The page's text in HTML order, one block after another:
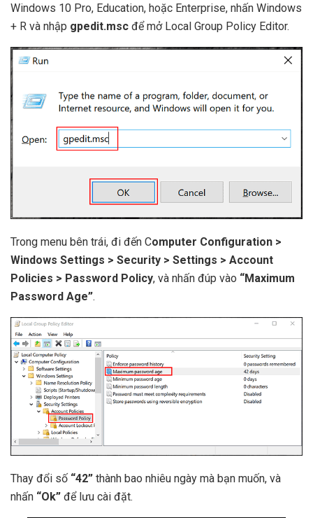
Windows 10 Pro, Education, hoặc Enterprise, nhấn Windows
+ R và nhập gpedit.msc để mở Local Group Policy Editor.
Trong menu bên trái, đi đến Computer Configuration >
Windows Settings > Security > Settings > Account
Policies > Password Policy, và nhấn đúp vào “Maximum
Password Age”.
Thay đổi số “42” thành bao nhiêu ngày mà bạn muốn, và
nhấn “Ok” để lưu cài đặt.